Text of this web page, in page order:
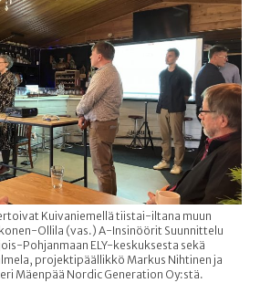
Kuivaniemellä tiistai-iltana muun
Ollila (vas.) A-Insinöörit Suunnittelu
Pohjanmaan ELY-keskuksesta sekä
projektipäällikkö Markus Nihtinen ja
Mäenpää Nordic Generation Oy:stä.